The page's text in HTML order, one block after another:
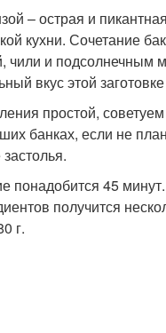
– острая и
кухни. Сочетание
чили и подсолнечным
вкус этой
простой,
банках, если не
понадобится 45
получится
г.